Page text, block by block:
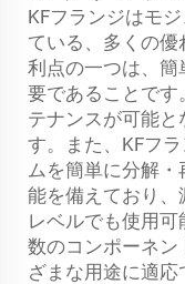
KFフランジはモ
ている、多くの
利点の一つは、
要であることで
テナンスが可能と
す。また、KFフ
ムを簡単に分解
能を備えており
レベルでも使用
数のコンポーネン
ざまな用途に適応